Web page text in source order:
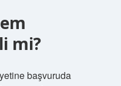
mi?
başvuruda